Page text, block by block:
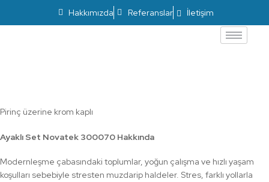
Hakkımızda Referanslar İletişim
Pirinç üzerine krom kaplı
Ayaklı Set Novatek 300070 Hakkında
Modernleşme çabasındaki toplumlar, yoğun çalışma ve hızlı yaşam
koşulları sebebiyle stresten muzdarip haldeler. Stres, farklı yollarla